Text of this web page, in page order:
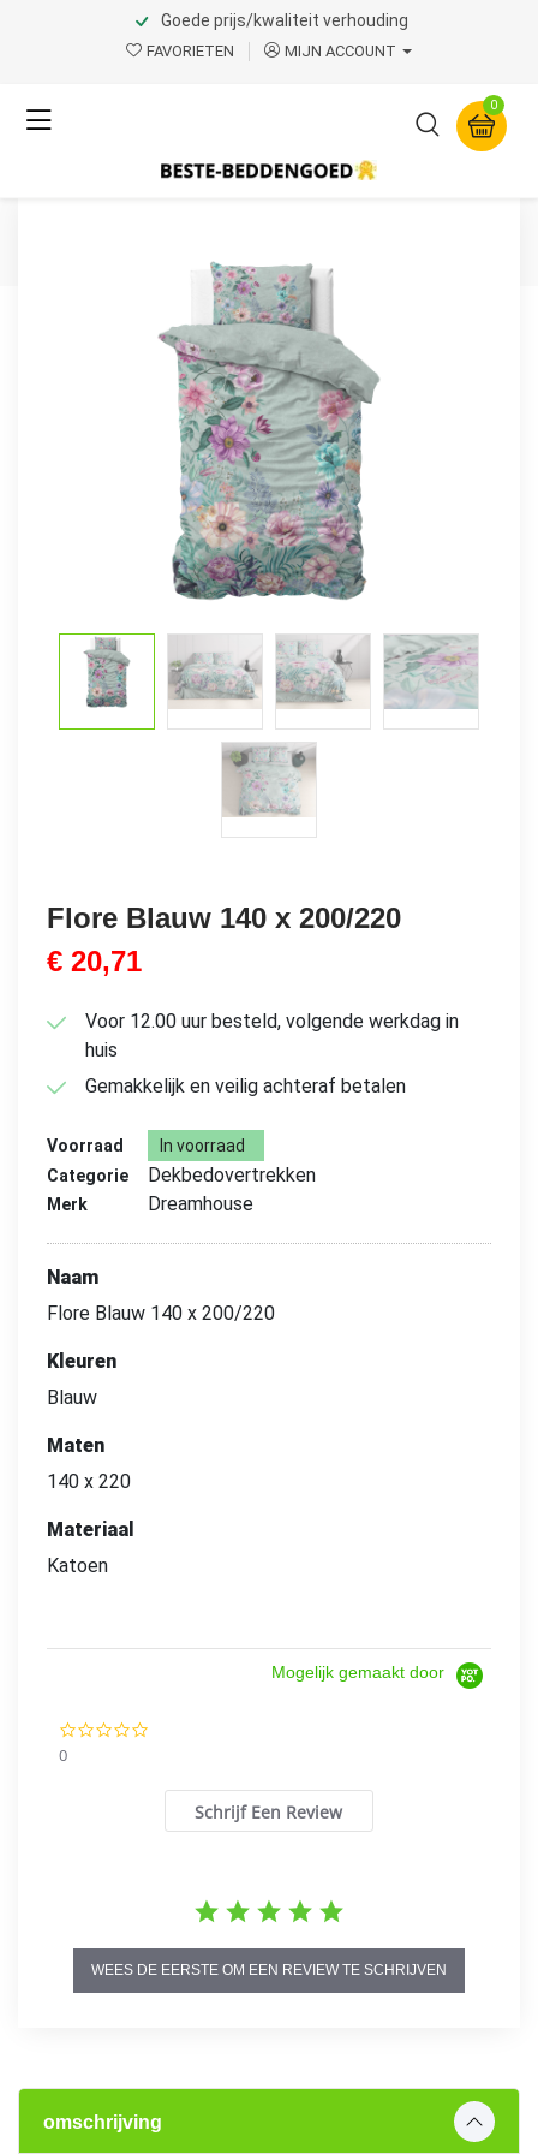
Goede prijs/kwaliteit verhouding
FAVORIETEN MIJN ACCOUNT
0
Home Product Page v.1
Flore Blauw 140 x 200/220
Flore Blauw 140 x 200/220
€ 20,71
Voor 12.00 uur besteld, volgende werkdag in
huis
Gemakkelijk en veilig achteraf betalen
Voorraad
In voorraad
Categorie
Dekbedovertrekken
Merk Dreamhouse
Naam
Flore Blauw 140 x 200/220
Kleuren
Blauw
Maten
140 x 220
Materiaal
Katoen
Mogelijk gemaakt door
0
Schrijf Een Review
WEES DE EERSTE OM EEN REVIEW TE SCHRIJVEN
omschrijving